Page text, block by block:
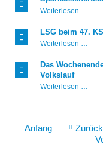
mit
Weiterlesen …
mit
Ba-
Wü-
LSG beim 47.
Weiterlesen …
KSC
Das
Volkslauf
Weiterlesen …
Anfang
Zurück